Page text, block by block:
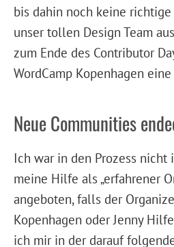
bis dahin noch keine
unser tollen Design Team
zum Ende des Contributor
WordCamp Kopenhagen
Neue Communities
Ich war in den Prozess
meine Hilfe als „erfahrener
angeboten, falls der
Kopenhagen oder Jenny
ich mir in der darauf